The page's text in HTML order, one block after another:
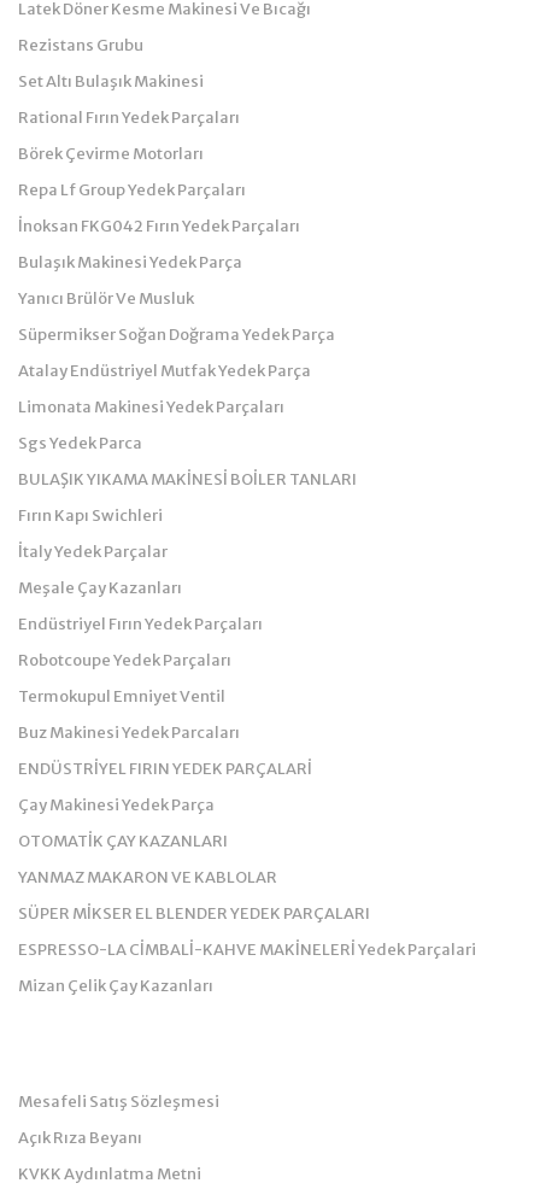
Latek Döner Kesme Makinesi Ve Bıcağı
Rezistans Grubu
Set Altı Bulaşık Makinesi
Rational Fırın Yedek Parçaları
Börek Çevirme Motorları
Repa Lf Group Yedek Parçaları
İnoksan FKG042 Fırın Yedek Parçaları
Bulaşık Makinesi Yedek Parça
Yanıcı Brülör Ve Musluk
Süpermikser Soğan Doğrama Yedek Parça
Atalay Endüstriyel Mutfak Yedek Parça
Limonata Makinesi Yedek Parçaları
Sgs Yedek Parca
BULAŞIK YIKAMA MAKİNESİ BOİLER TANLARI
Fırın Kapı Swichleri
İtaly Yedek Parçalar
Meşale Çay Kazanları
Endüstriyel Fırın Yedek Parçaları
Robotcoupe Yedek Parçaları
Termokupul Emniyet Ventil
Buz Makinesi Yedek Parcaları
ENDÜSTRİYEL FIRIN YEDEK PARÇALARİ
Çay Makinesi Yedek Parça
OTOMATİK ÇAY KAZANLARI
YANMAZ MAKARON VE KABLOLAR
SÜPER MİKSER EL BLENDER YEDEK PARÇALARI
ESPRESSO-LA CİMBALİ-KAHVE MAKİNELERİ Yedek Parçalari
Mizan Çelik Çay Kazanları
Mesafeli Satış Sözleşmesi
Açık Rıza Beyanı
KVKK Aydınlatma Metni